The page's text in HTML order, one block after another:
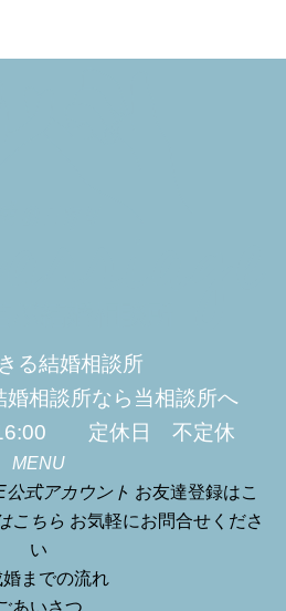
る結婚相談所
婚相談所なら当相談所へ
定休日 不定休
MENU
公式アカウント お友達登録はこ
こちら お気軽にお問合せくださ
い
婚までの流れ
あいさつ